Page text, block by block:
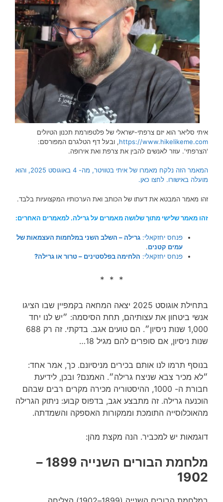
איתי סליאר הוא יזם צרפתי-ישראלי של פלטפורמת תכנון הטיולים
https://www.hikelikeme.com, ובעל דף הטלגרם המפורסם:
'הצרפתי'. עוזר לאנשים להבין את צרפת ואת אירופה.
המאמר הזה נלקח מאמרו של איתי בטוויטר, מה- 4 באוגוסט 2025, והוא
מועלה באישורו. לחצו כאן.
זהו מאמר המבטא את דעתו של הכותב ואת הערכותיו המקצועיות בלבד.
זהו מאמר שלישי מתוך שלושה מאמרים על גרילה. למאמרים האחרים:
פנחס יחזקאלי:גרילה – השלב השני במלחמות העצמאות של
עמים קטנים.
פנחס יחזקאלי:הלחימה בפלסטינים – טרור או גרילה?
* * *
בתחילת אוגוסט 2025 יצאה המחאה בקמפיין שבו הציגו
אנשי ביטחון את עצותיהם, תחת הסיסמה: ״יש לנו יחד
1,000 שנות ניסיון״. הם טועים אגב. בדקתי. זה רק 688
שנות ניסיון, אם סופרים להם מגיל 18…
בנוסף תרמו לנו אותם בכירים מניסיונם. כך, אמר אחד:
״לא מכיר צבא שניצח גרילה״. האמנם? ובכן, לידיעת
חבורת ה- 1000, ההיסטוריה מכירה מקרים רבים שבהם
הוכנעה גרילה. זה מתבצע אגב, בדפוס קבוע: ניתוק הגרילה
מהאוכלוסייה התומכת וממקורות האספקה והשמדתה.
דוגמאות יש למכביר. הנה מקצת מהן:
מלחמת הבורים השנייה 1899 –
1902